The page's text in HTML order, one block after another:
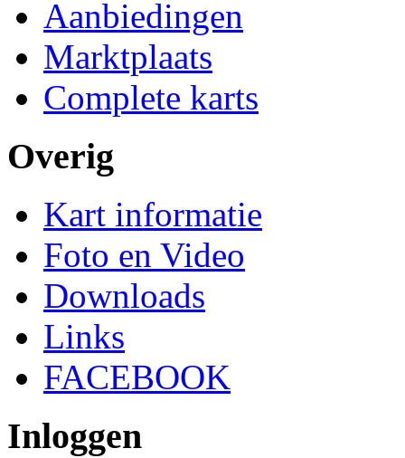
Aanbiedingen
Marktplaats
Complete karts
Overig
Kart informatie
Foto en Video
Downloads
Links
FACEBOOK
Inloggen